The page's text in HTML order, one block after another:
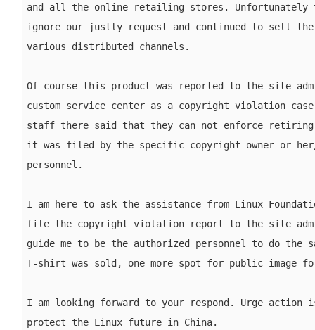
and all the online retailing stores. Unfortunately
ignore our justly request and continued to sell
various distributed channels.
Of course this product was reported to the site
custom service center as a copyright violation
staff there said that they can not enforce retiring
it was filed by the specific copyright owner or
personnel.
I am here to ask the assistance from Linux
file the copyright violation report to the site
guide me to be the authorized personnel to do the
T-shirt was sold, one more spot for public image
I am looking forward to your respond. Urge action is
protect the Linux future in China.